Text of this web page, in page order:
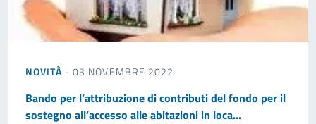
NOVITÀ - 03 NOVEMBRE 2022
Bando per l’attribuzione di contributi del fondo per il
sostegno all’accesso alle abitazioni in loca...